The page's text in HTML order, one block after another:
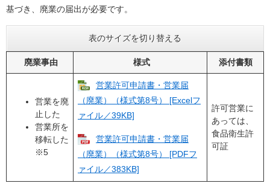
基づき、廃業の届出が必要です。
表のサイズを切り替える
廃業事由 様式 添付書類
営業を廃
止した
営業所を
移転した
※5
営業許可申請書・営業届
（廃業）（様式第8号） [Excelフ
ァイル／39KB]
営業許可申請書・営業届
（廃業）（様式第8号） [PDFフ
ァイル／383KB]
許可営業に
あっては、
食品衛生許
可証